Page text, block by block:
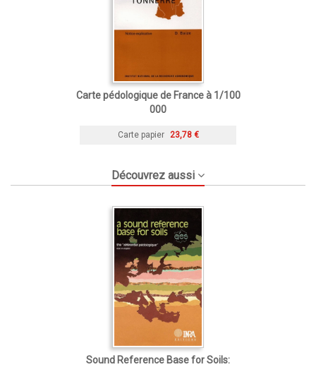
Carte pédologique de France à 1/100
000
Carte papier 23,78 €
Découvrez aussi
Sound Reference Base for Soils: